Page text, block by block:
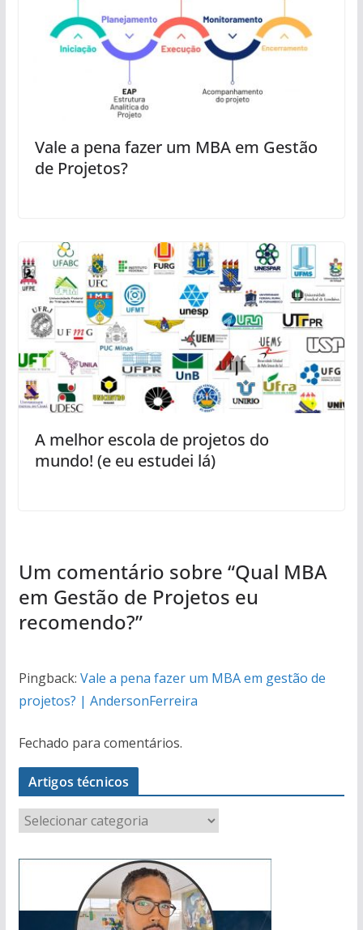
Vale a pena fazer um MBA em Gestão
de Projetos?
A melhor escola de projetos do
mundo! (e eu estudei lá)
Um comentário sobre “Qual MBA
em Gestão de Projetos eu
recomendo?”
Pingback: Vale a pena fazer um MBA em gestão de
projetos? | AndersonFerreira
Fechado para comentários.
Artigos técnicos
t